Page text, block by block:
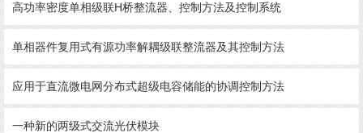
高功率密度单相级联H桥整流器、控制方法及控制系统
单相器件复用式有源功率解耦级联整流器及其控制方法
应用于直流微电网分布式超级电容储能的协调控制方法
一种新的两级式交流光伏模块